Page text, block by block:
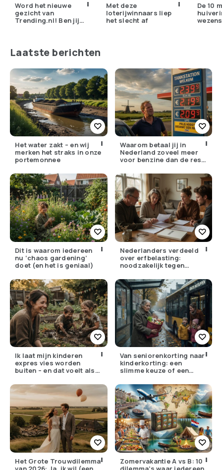
Word het nieuwe
gezicht van
Trending.nl! Ben jij
Met deze
loterijwinnaars liep
het slecht af
De 10
Laatste berichten
Het water zakt – en wij
merken het straks in onze
portemonnee
Waarom betaal jij in
Nederland zoveel meer
voor benzine dan de rest
Dit is waarom iedereen
nu ‘chaos gardening’
doet (en het is geniaal)
Nederlanders verdeeld
over erfbelasting:
noodzakelijk tegen
Ik laat mijn kinderen
expres vies worden
buiten – en dat voelt als
Van seniorenkorting naar
kinderkorting: een
slimme keuze of een
Het Grote Trouwdilemma
Zomervakantie A vs B: 10